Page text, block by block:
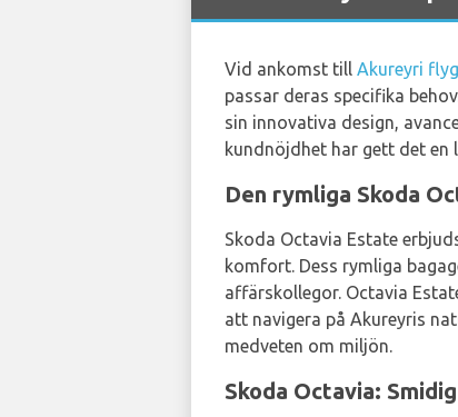
Vid ankomst till Akureyri
passar deras specifika
sin innovativa design,
kundnöjdhet har gett det
Den rymliga Skoda
Skoda Octavia Estate
komfort. Dess rymliga
affärskollegor. Octavia
att navigera på Akureyris
medveten om miljön.
Skoda Octavia: